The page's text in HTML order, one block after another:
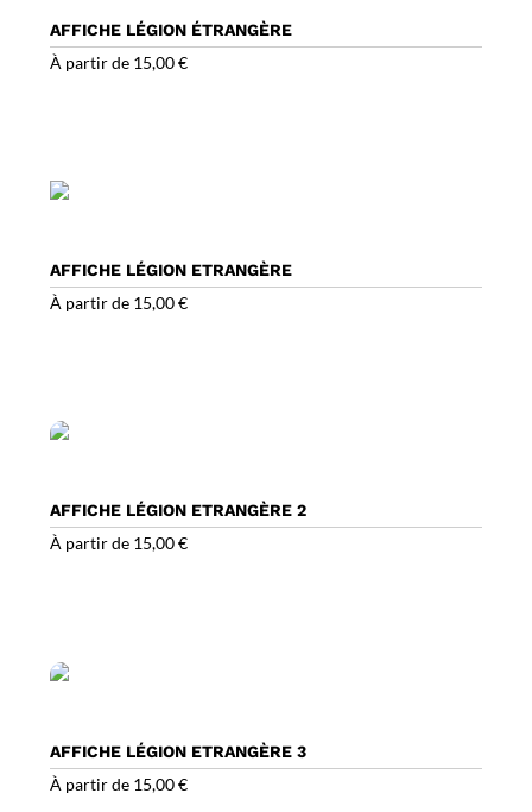
AFFICHE LÉGION ÉTRANGÈRE
À partir de 15,00€
AFFICHE LÉGION ETRANGÈRE
À partir de 15,00€
AFFICHE LÉGION ETRANGÈRE 2
À partir de 15,00€
AFFICHE LÉGION ETRANGÈRE 3
À partir de 15,00€